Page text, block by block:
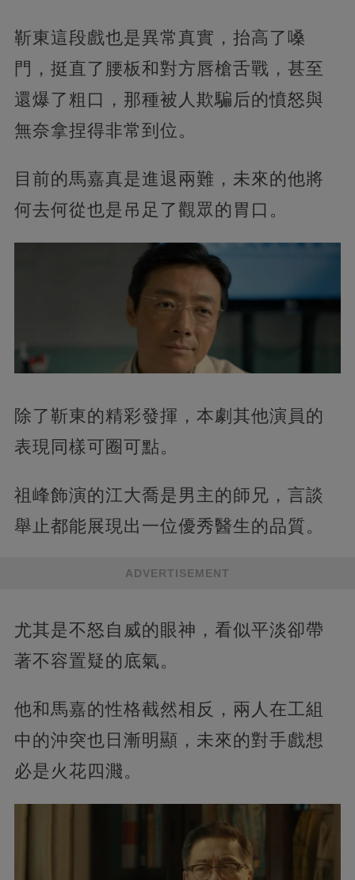
靳東這段戲也是異常真實，抬高了嗓
門，挺直了腰板和對方唇槍舌戰，甚至
還爆了粗口，那種被人欺騙后的憤怒與
無奈拿捏得非常到位。
目前的馬嘉真是進退兩難，未來的他將
何去何從也是吊足了觀眾的胃口。
除了靳東的精彩發揮，本劇其他演員的
表現同樣可圈可點。
祖峰飾演的江大喬是男主的師兄，言談
舉止都能展現出一位優秀醫生的品質。
ADVERTISEMENT
尤其是不怒自威的眼神，看似平淡卻帶
著不容置疑的底氣。
他和馬嘉的性格截然相反，兩人在工組
中的沖突也日漸明顯，未來的對手戲想
必是火花四濺。